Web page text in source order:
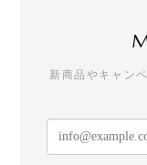
新商品やキャン